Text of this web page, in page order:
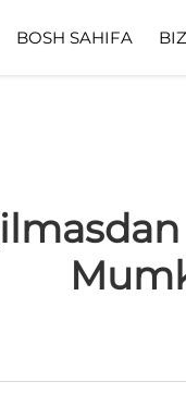
BOSH SAHIFA